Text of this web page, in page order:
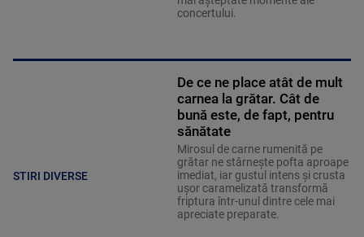
concertului.
STIRI DIVERSE
De ce ne place atât de mult
carnea la grătar. Cât de
bună este, de fapt, pentru
sănătate
Mirosul de carne rumenită pe
grătar ne stârnește pofta aproape
imediat, iar gustul intens și crusta
ușor caramelizată transformă
friptura într-unul dintre cele mai
apreciate preparate.